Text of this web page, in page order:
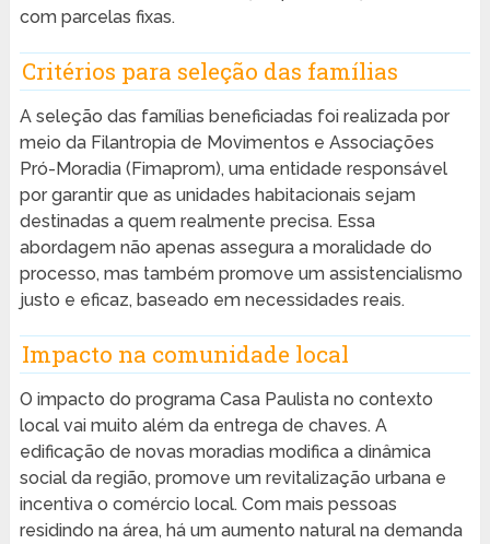
com parcelas fixas.
Critérios para seleção das famílias
A seleção das famílias beneficiadas foi realizada por
meio da Filantropia de Movimentos e Associações
Pró-Moradia (Fimaprom), uma entidade responsável
por garantir que as unidades habitacionais sejam
destinadas a quem realmente precisa. Essa
abordagem não apenas assegura a moralidade do
processo, mas também promove um assistencialismo
justo e eficaz, baseado em necessidades reais.
Impacto na comunidade local
O impacto do programa Casa Paulista no contexto
local vai muito além da entrega de chaves. A
edificação de novas moradias modifica a dinâmica
social da região, promove um revitalização urbana e
incentiva o comércio local. Com mais pessoas
residindo na área, há um aumento natural na demanda